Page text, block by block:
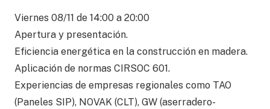
Viernes 08/11 de 14:00 a 20:00
Apertura y presentación.
Eficiencia energética en la construcción en madera.
Aplicación de normas CIRSOC 601.
Experiencias de empresas regionales como TAO
(Paneles SIP), NOVAK (CLT), GW (aserradero-